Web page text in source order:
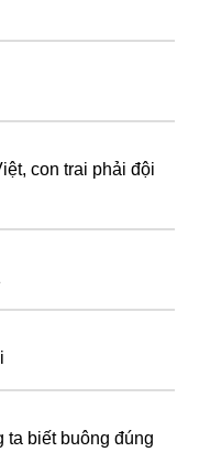
con trai phải đội
ta biết buông đúng